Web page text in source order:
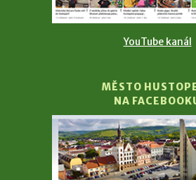
YouTube kanál
MĚSTO
NA